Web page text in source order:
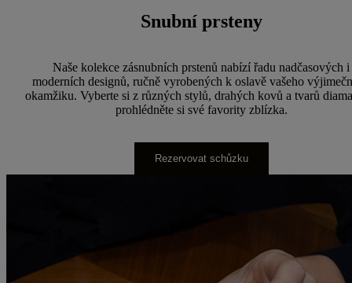
Snubní prsteny
Naše kolekce zásnubních prstenů nabízí řadu nadčasových i
moderních designů, ručně vyrobených k oslavě vašeho
okamžiku. Vyberte si z různých stylů, drahých kovů a tvarů
prohlédněte si své favority zblízka.
Rezervovat schůzku